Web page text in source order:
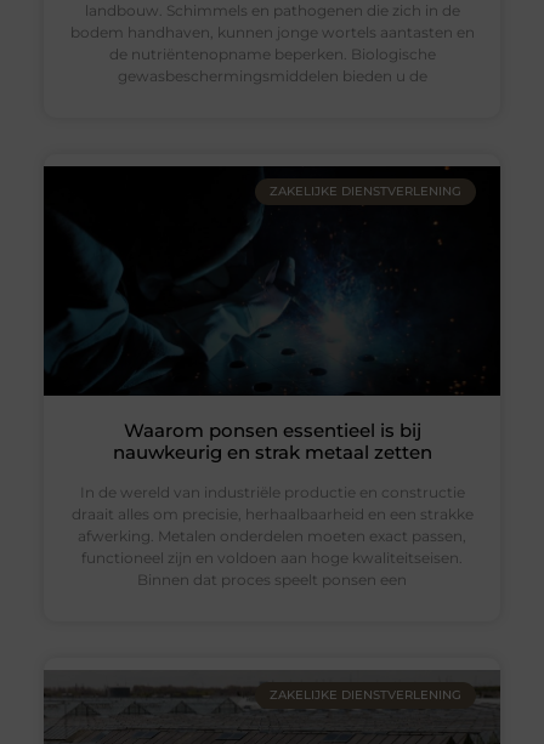
landbouw. Schimmels en pathogenen die zich in de
bodem handhaven, kunnen jonge wortels aantasten en
de nutriëntenopname beperken. Biologische
gewasbeschermingsmiddelen bieden u de
ZAKELIJKE DIENSTVERLENING
Waarom ponsen essentieel is bij
nauwkeurig en strak metaal zetten
In de wereld van industriële productie en constructie
draait alles om precisie, herhaalbaarheid en een strakke
afwerking. Metalen onderdelen moeten exact passen,
functioneel zijn en voldoen aan hoge kwaliteitseisen.
Binnen dat proces speelt ponsen een
ZAKELIJKE DIENSTVERLENING